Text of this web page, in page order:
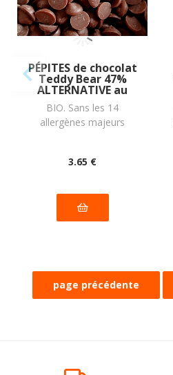
PÉPITES de chocolat
Teddy Bear 47%
ALTERNATIVE au
lait (sans lait) BIO
vegan sans
allergènes Exquidia
BIO. Sans les 14
allergènes majeurs
3.65 €